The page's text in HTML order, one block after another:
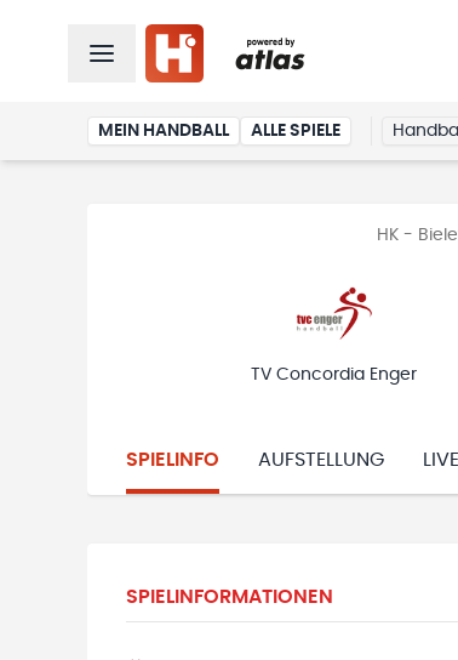
MEIN HANDBALL ALLE SPIELE
HK -
TV Concordia Enger
SPIELINFO AUFSTELLUNG
SPIELINFORMATIONEN